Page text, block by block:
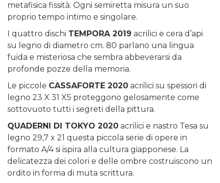
metafisica fissità. Ogni semiretta misura un suo
proprio tempo intimo e singolare.
I quattro dischi TEMPORA 2019 acrilici e cera d’api
su legno di diametro cm. 80 parlano una lingua
fuida e misteriosa che sembra abbeverarsi da
profonde pozze della memoria.
Le piccole CASSAFORTE 2020 acrilici su spessori di
legno 23 X 31 X5 proteggono gelosamente come
sottovuoto tutti i segreti della pittura.
QUADERNI DI TOKYO 2020 acrilici e nastro Tesa su
legno 29,7 x 21 questa piccola serie di opere in
formato A/4 si ispira alla cultura giapponese. La
delicatezza dei colori e delle ombre costruiscono un
ordito in forma di muta scrittura.